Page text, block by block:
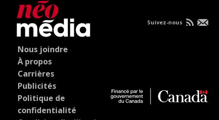
Nous joindre
À propos
Carrières
Publicités
Politique de
confidentialité
Suivez-nous